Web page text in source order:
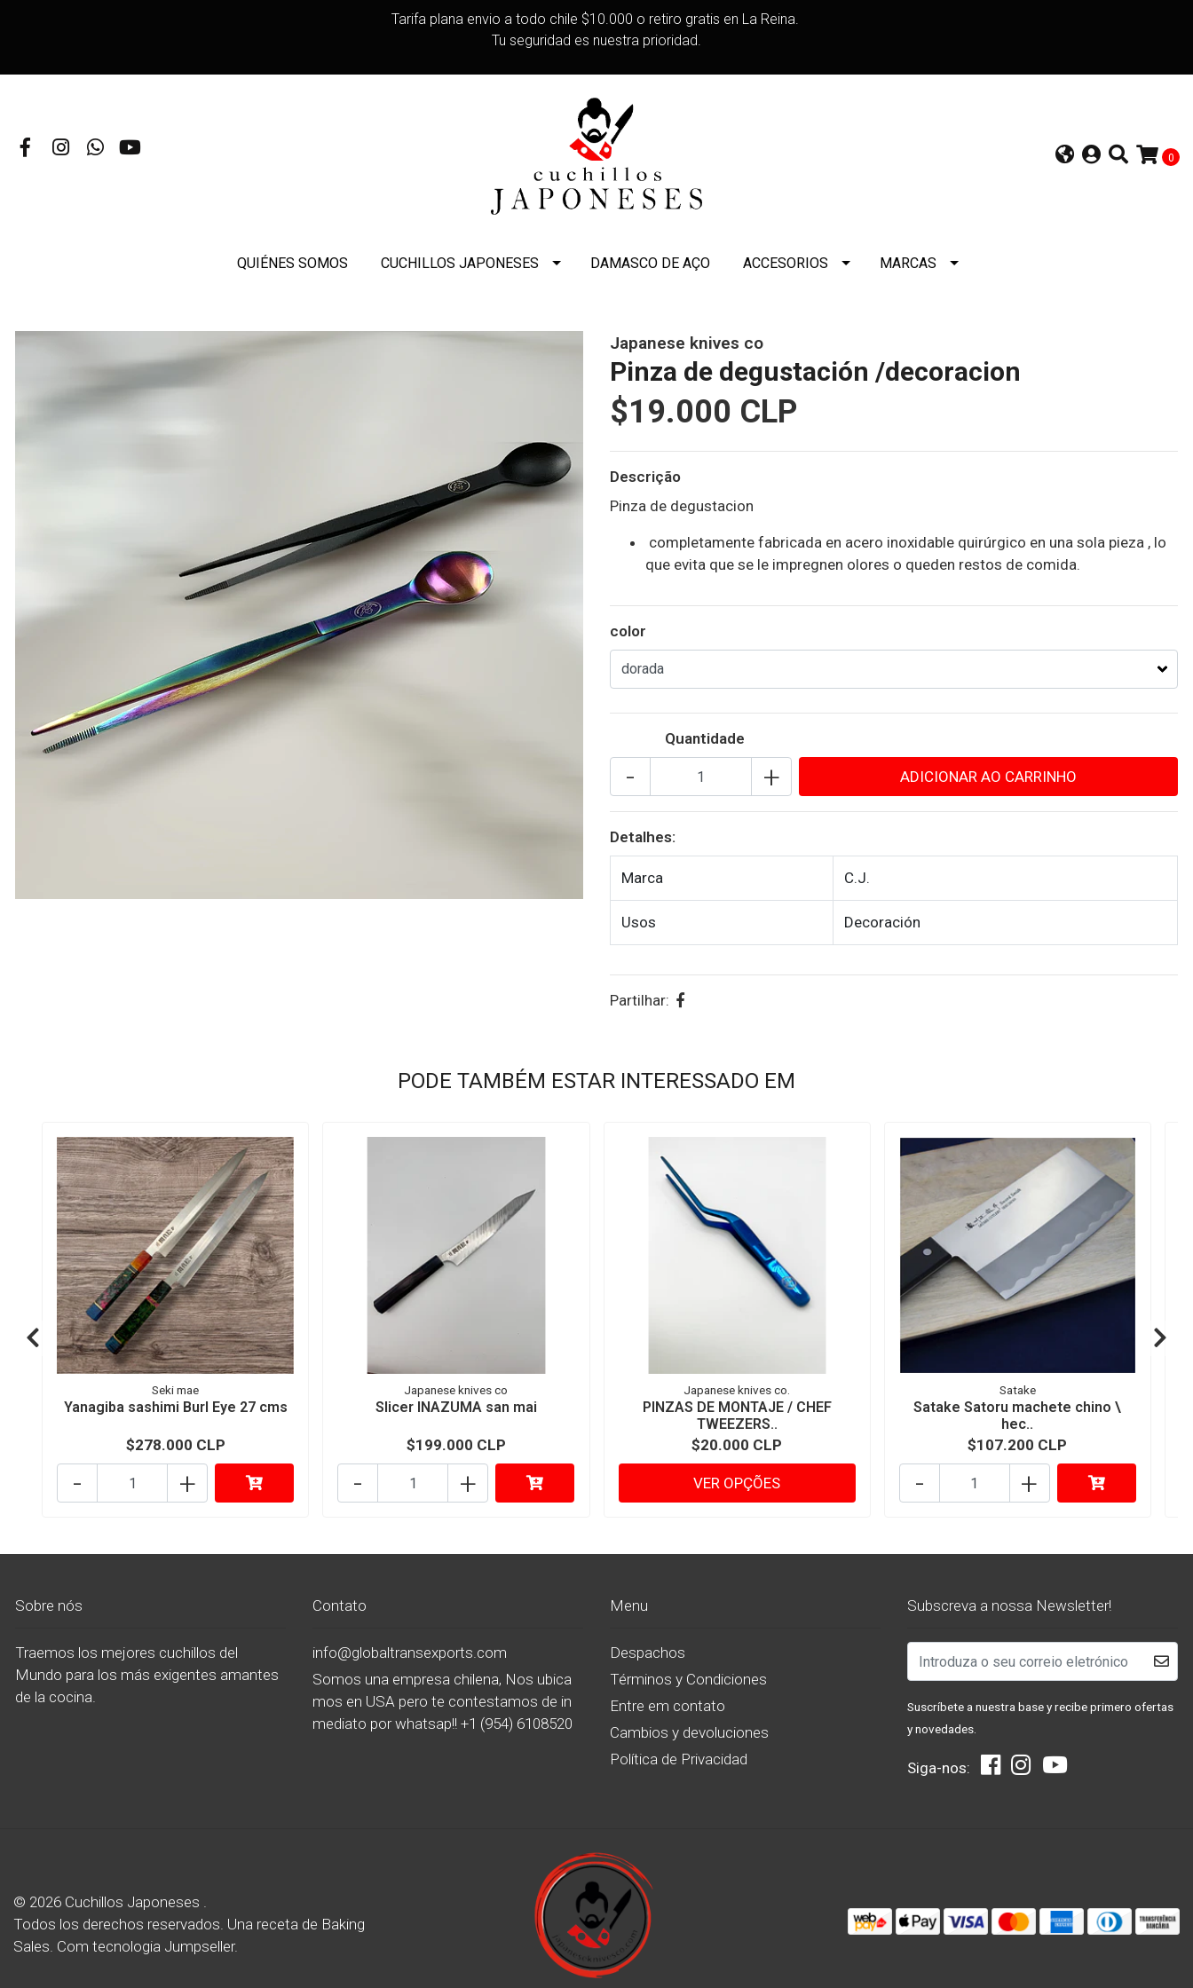
Tarifa plana envio a todo chile $10.000 o retiro gratis en La Reina.
Tu seguridad es nuestra prioridad.
0
QUIÉNES SOMOS CUCHILLOS JAPONESES DAMASCO DE AÇO ACCESORIOS MARCAS
Japanese knives co
Pinza de degustación /decoracion
$19.000 CLP
Descrição
Pinza de degustacion
completamente fabricada en acero inoxidable quirúrgico en una sola pieza , lo
que evita que se le impregnen olores o queden restos de comida.
color
Quantidade
+
-
Detalhes:
Marca C.J.
Usos Decoración
Partilhar:
PODE TAMBÉM ESTAR INTERESSADO EM
Seki mae
Yanagiba sashimi Burl Eye 27 cms
$278.000 CLP
+
-
Japanese knives co
Slicer INAZUMA san mai
$199.000 CLP
+
-
Japanese knives co.
PINZAS DE MONTAJE / CHEF
TWEEZERS..
$20.000 CLP
VER OPÇÕES
Satake
Satake Satoru machete chino \
hec..
$107.200 CLP
+
-
Sobre nós
Traemos los mejores cuchillos del
Mundo para los más exigentes amantes
de la cocina.
Contato
info@globaltransexports.com
Somos una empresa chilena, Nos ubica
mos en USA pero te contestamos de in
mediato por whatsap!! +1 (954) 6108520
Menu
Despachos
Términos y Condiciones
Entre em contato
Cambios y devoluciones
Política de Privacidad
Subscreva a nossa Newsletter!
Suscríbete a nuestra base y recibe primero ofertas
y novedades.
Siga-nos:
© 2026 Cuchillos Japoneses .
Todos los derechos reservados. Una receta de Baking
Sales. Com tecnologia Jumpseller.